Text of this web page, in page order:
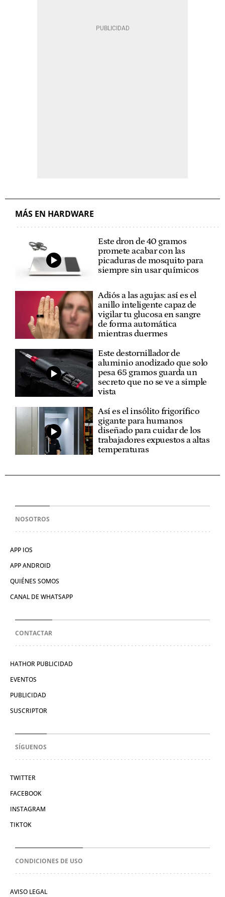
MÁS EN HARDWARE
Este dron de 40 gramos
promete acabar con las
picaduras de mosquito para
siempre sin usar químicos
Adiós a las agujas: así es el
anillo inteligente capaz de
vigilar tu glucosa en sangre
de forma automática
mientras duermes
Este destornillador de
aluminio anodizado que solo
pesa 65 gramos guarda un
secreto que no se ve a simple
vista
Así es el insólito frigorífico
gigante para humanos
diseñado para cuidar de los
trabajadores expuestos a altas
temperaturas
NOSOTROS
APP IOS
APP ANDROID
QUIÉNES SOMOS
CANAL DE WHATSAPP
CONTACTAR
HATHOR PUBLICIDAD
EVENTOS
PUBLICIDAD
SUSCRIPTOR
SÍGUENOS
TWITTER
FACEBOOK
INSTAGRAM
TIKTOK
CONDICIONES DE USO
AVISO LEGAL